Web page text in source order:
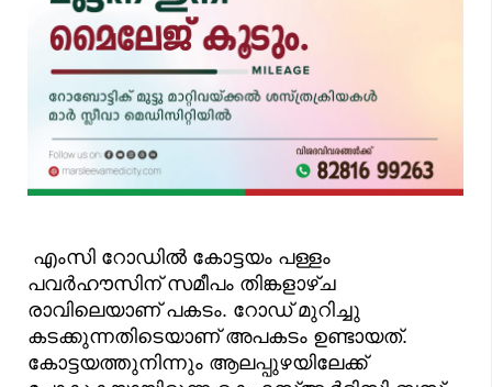
എംസി റോഡിൽ കോട്ടയം പള്ളം
പവർഹൗസിന് സമീപം തിങ്കളാഴ്ച
രാവിലെയാണ് പകടം. റോഡ് മുറിച്ചു
കടക്കുന്നതിടെയാണ് അപകടം ഉണ്ടായത്.
കോട്ടയത്തുനിന്നും ആലപ്പുഴയിലേക്ക്